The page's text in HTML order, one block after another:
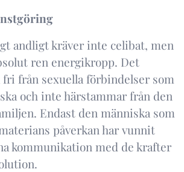
andligt kräver inte celibat, men
ren energikropp. Det
från sexuella förbindelser som
och inte härstammar från den
Endast den människa som
påverkan har vunnit
kommunikation med de krafter